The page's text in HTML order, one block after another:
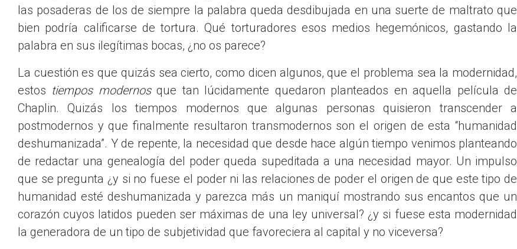
las posaderas de los de siempre la palabra queda desdibujada en una suerte de maltrato que
bien podría calificarse de tortura. Qué torturadores esos medios hegemónicos, gastando la
palabra en sus ilegítimas bocas, ¿no os parece?
La cuestión es que quizás sea cierto, como dicen algunos, que el problema sea la modernidad,
estos tiempos modernosque tan lúcidamente quedaron planteados en aquella película de
Chaplin. Quizás los tiempos modernos que algunas personas quisieron transcender a
postmodernos y que finalmente resultaron transmodernos son el origen de esta “humanidad
deshumanizada”. Y de repente, la necesidad que desde hace algún tiempo venimos planteando
de redactar una genealogía del poder queda supeditada a una necesidad mayor. Un impulso
que se pregunta ¿y si no fuese el poder ni las relaciones de poder el origen de que este tipo de
humanidad esté deshumanizada y parezca más un maniquí mostrando sus encantos que un
corazón cuyos latidos pueden ser máximas de una ley universal? ¿y si fuese esta modernidad
la generadora de un tipo de subjetividad que favoreciera al capital y no viceversa?